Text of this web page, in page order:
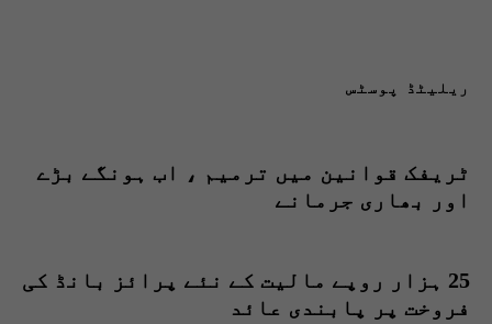
ریلیٹڈ پوسٹس
ٹریفک قوانین میں ترمیم ، اب ہونگے بڑے
اور بھاری جرمانے
25 ہزار روپے مالیت کے نئے پرائز بانڈ کی
فروخت پر پابندی عائد